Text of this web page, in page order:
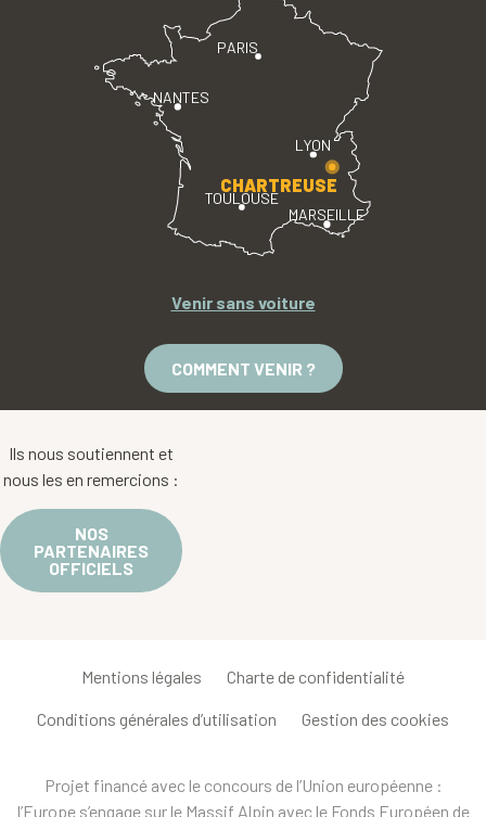
PARIS
LYON
TOULOUSE
MARSEILLE
NANTES
CHARTREUSE
Venir sans voiture
COMMENT VENIR ?
Ils nous soutiennent et
nous les en remercions :
NOS
PARTENAIRES
OFFICIELS
Mentions légales Charte de confidentialité
Conditions générales d’utilisation Gestion des cookies
Projet financé avec le concours de l’Union européenne :
l’Europe s’engage sur le Massif Alpin avec le Fonds Européen de